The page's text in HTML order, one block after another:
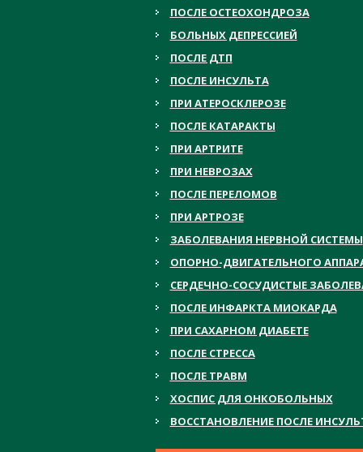
ПОСЛЕ ОСТЕОХОНДРОЗА
БОЛЬНЫХ ДЕПРЕССИЕЙ
ПОСЛЕ ДТП
ПОСЛЕ ИНСУЛЬТА
ПРИ АТЕРОСКЛЕРОЗЕ
ПОСЛЕ КАТАРАКТЫ
ПРИ АРТРИТЕ
ПРИ НЕВРОЗАХ
ПОСЛЕ ПЕРЕЛОМОВ
ПРИ АРТРОЗЕ
ЗАБОЛЕВАНИЯ НЕРВНОЙ СИСТЕМЫ
ОПОРНО-ДВИГАТЕЛЬНОГО
СЕРДЕЧНО-СОСУДИСТЫЕ
ПОСЛЕ ИНФАРКТА МИОКАРДА
ПРИ САХАРНОМ ДИАБЕТЕ
ПОСЛЕ СТРЕССА
ПОСЛЕ ТРАВМ
ХОСПИС ДЛЯ ОНКОБОЛЬНЫХ
ВОССТАНОВЛЕНИЕ ПОСЛЕ